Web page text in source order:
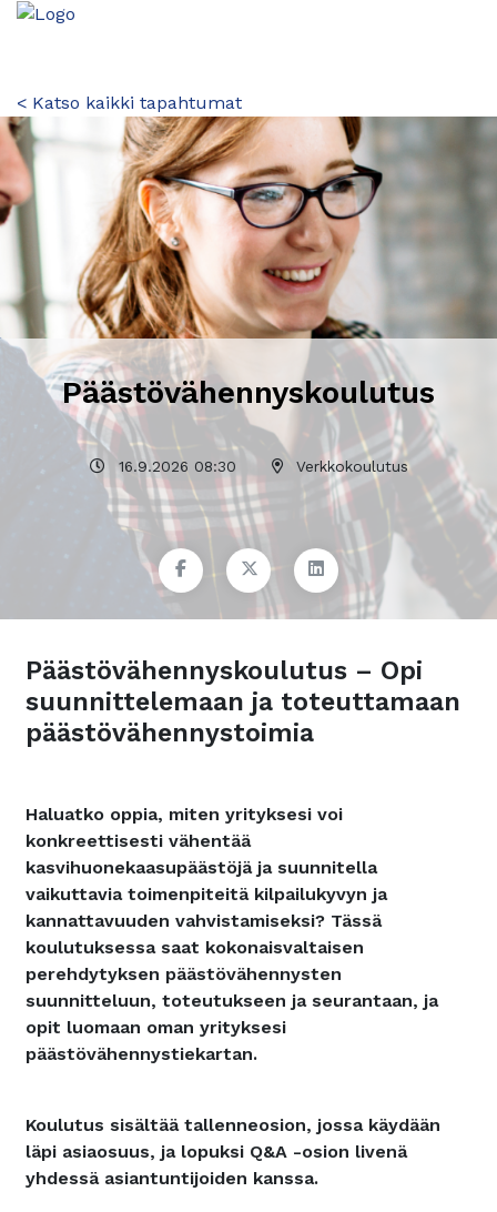
< Katso kaikki tapahtumat
Päästövähennyskoulutus
16.9.2026 08:30 Verkkokoulutus
Päästövähennyskoulutus – Opi
suunnittelemaan ja toteuttamaan
päästövähennystoimia
Haluatko oppia, miten yrityksesi voi
konkreettisesti vähentää
kasvihuonekaasupäästöjä ja suunnitella
vaikuttavia toimenpiteitä kilpailukyvyn ja
kannattavuuden vahvistamiseksi? Tässä
koulutuksessa saat kokonaisvaltaisen
perehdytyksen päästövähennysten
suunnitteluun, toteutukseen ja seurantaan, ja
opit luomaan oman yrityksesi
päästövähennystiekartan.
Koulutus sisältää tallenneosion, jossa käydään
läpi asiaosuus, ja lopuksi Q&A -osion livenä
yhdessä asiantuntijoiden kanssa.